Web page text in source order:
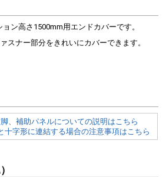
ン高さ1500mm用エンドカバーです。
スナー部分をきれいにカバーできます。
脚、補助パネルについての説明はこちら
十字形に連結する場合の注意事項はこちら